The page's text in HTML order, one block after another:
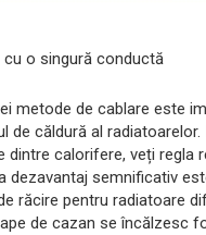
o singură conductă
metode de cablare este
de căldură al radiatoarelor.
dintre calorifere, veți regla
dezavantaj semnificativ
răcire pentru radiatoare
de cazan se încălzesc